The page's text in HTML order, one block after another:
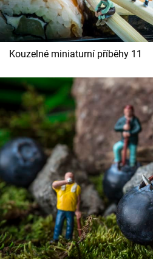
Kouzelné miniaturní příběhy 11